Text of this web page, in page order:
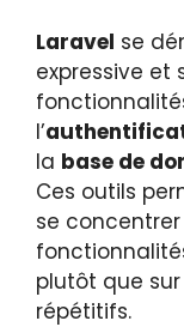
Laravel se
expressive et
l’
la base de
Ces outils
se
plutôt que
répétitifs.